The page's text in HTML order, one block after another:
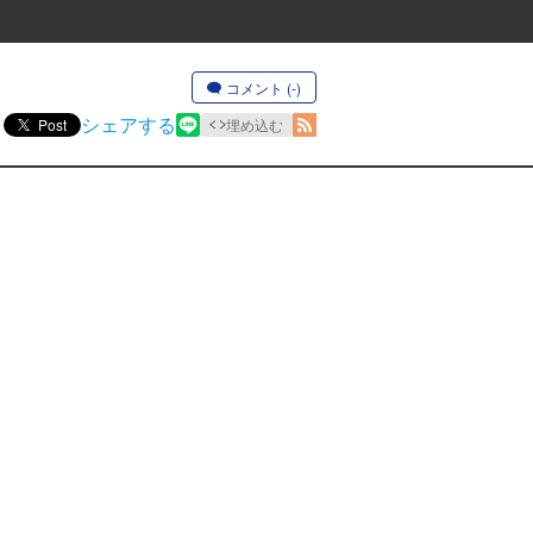
コメント (-)
Post シェアする 埋め込む